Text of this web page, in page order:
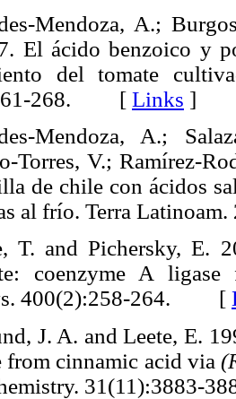
Mendoza, A.;
El ácido benzoico y
del tomate
268. [ Links ]
Mendoza, A.;
Torres, V.; Ramírez-
de chile con ácidos
al frío. Terra
T. and Pichersky, E.
coenzyme A
400(2):258-264. [
J. A. and Leete, E.
from cinnamic acid via